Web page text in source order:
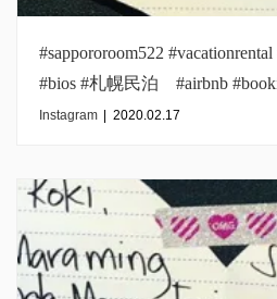
#sappororoom522
#bios #札幌民泊 #airbnb
#inmysapporo#tailand
Instagram 2020.02.17